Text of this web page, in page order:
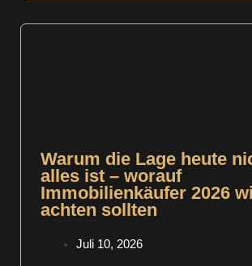
Warum die Lage heute
alles ist – worauf
Immobilienkäufer 2026
achten sollten
Juli 10, 2026